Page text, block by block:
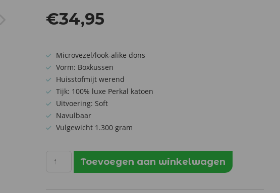
€34,95
Microvezel/look-alike dons
Vorm: Boxkussen
Huisstofmijt werend
Tijk: 100% luxe Perkal katoen
Uitvoering: Soft
Navulbaar
Vulgewicht 1.300 gram
Toevoegen aan winkelwagen